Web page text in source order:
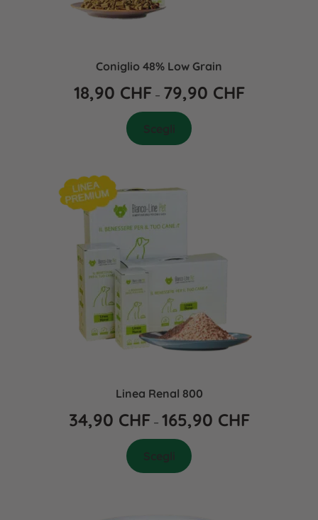
Coniglio 48% Low Grain
18,90 CHF – 79,90 CHF
Linea Renal 800
34,90 CHF – 165,90 CHF